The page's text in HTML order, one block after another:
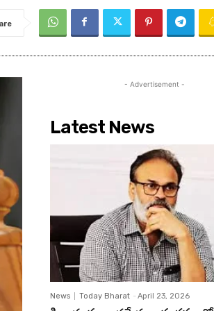
- Advertisement -
Latest News
News Today Bharat - April 23, 2026